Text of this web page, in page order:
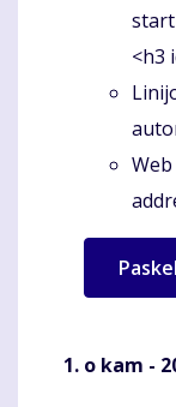
start
<h3
o kam -